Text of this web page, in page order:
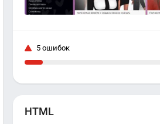
5 ошибок
HTML